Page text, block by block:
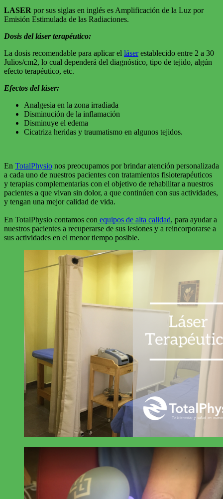
LASER por sus siglas en inglés es Amplificación de la Luz por
Emisión Estimulada de las Radiaciones.
Dosis del láser terapéutico:
La dosis recomendable para aplicar el láserestablecido entre 2 a 30
Julios/cm2, lo cual dependerá del diagnóstico, tipo de tejido, algún
efecto terapéutico, etc.
Efectos del láser:
Analgesia en la zona irradiada
Disminución de la inflamación
Disminuye el edema
Cicatriza heridas y traumatismo en algunos tejidos.
En TotalPhysio nos preocupamos por brindar atención personalizada
a cada uno de nuestros pacientes con tratamientos fisioterapéuticos
y terapias complementarias con el objetivo de rehabilitar a nuestros
pacientes a que vivan sin dolor, a que continúen con sus actividades,
y tengan una mejor calidad de vida.
En TotalPhysio contamos con equipos de alta calidad, para ayudar a
nuestros pacientes a recuperarse de sus lesiones y a reincorporarse a
sus actividades en el menor tiempo posible.